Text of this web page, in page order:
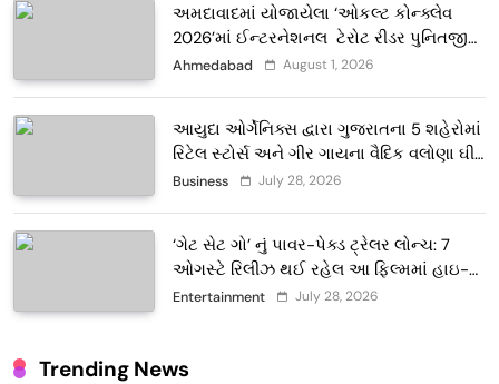
અમદાવાદમાં યોજાયેલા ‘ઓકલ્ટ કોન્ક્લેવ
2026’માં ઈન્ટરનેશનલ ટેરોટ રીડર પુનિતજી
લુલ્લા એ ટેરોટ કાર્ડ રીડિંગ અંગે માહિતી આપી
Ahmedabad August 1, 2026
આયુદા ઓર્ગેનિક્સ દ્વારા ગુજરાતના 5 શહેરોમાં
રિટેલ સ્ટોર્સ અને ગીર ગાયના વૈદિક વલોણા ઘી-
દૂધની શુદ્ધ સેવાઓ સાથે વ્યાપક વિસ્તરણ
Business July 28, 2026
‘ગેટ સેટ ગો’ નું પાવર-પેક્ડ ટ્રેલર લોન્ચ: 7
ઓગસ્ટે રિલીઝ થઈ રહેલ આ ફિલ્મમાં હાઇ-
ટેક VFX જોવા મળશે
Entertainment July 28, 2026
Trending News